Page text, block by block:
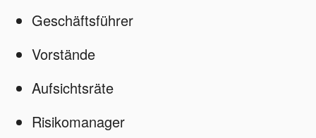
Geschäftsführer
Vorstände
Aufsichtsräte
Risikomanager